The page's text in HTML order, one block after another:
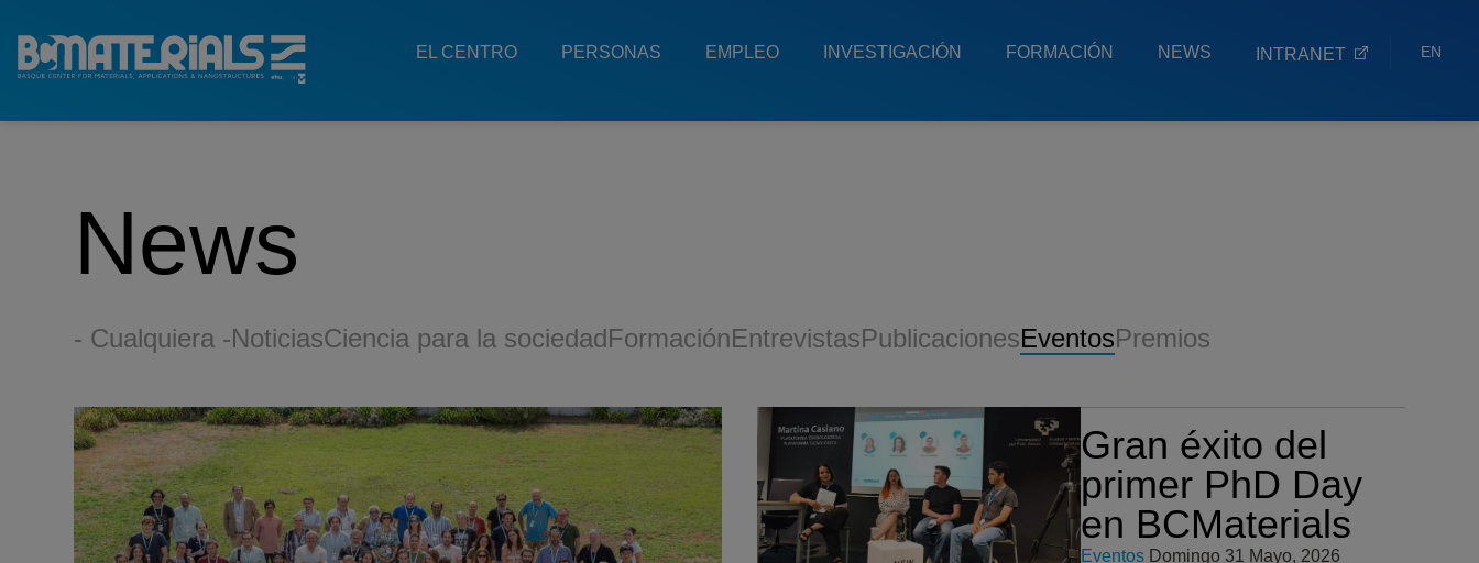
MenuEL CENTRO PERSONAS EMPLEO INVESTIGACIÓN FORMACIÓN NEWS INTRANET EN
EU
News
- Cualquiera -NoticiasCiencia para la sociedadFormaciónEntrevistasPublicacionesEventosPremios
Gran éxito del
primer PhD Day
en BCMaterials
Eventos Domingo 31 Mayo, 2026